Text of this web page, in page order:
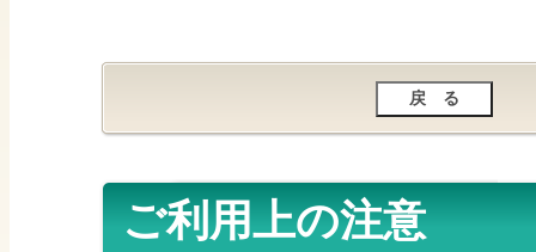
ご利用上の注意